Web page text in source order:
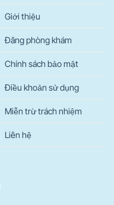
Giới thiệu
Đăng phòng khám
Chính sách bảo mật
Điều khoản sử dụng
Miễn trừ trách nhiệm
Liên hệ